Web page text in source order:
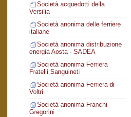
Società acquedotti della
Versilia
Società anonima delle ferriere
italiane
Società anonima distribuzione
energia Aosta - SADEA
Società anonima Ferriera
Fratelli Sanguineti
Società anonima Ferriera di
Voltri
Società anonima Franchi-
Gregorini